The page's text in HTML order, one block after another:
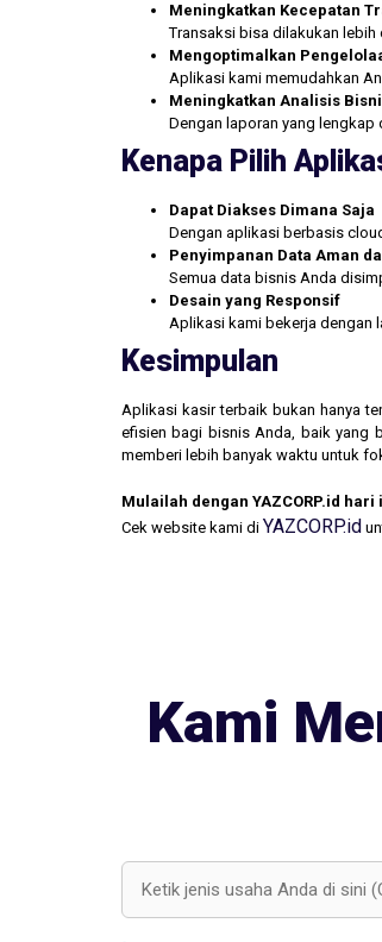
Meningkatkan Kecepatan
Transaksi bisa dilakukan
Mengoptimalkan
Aplikasi kami memudahkan
Meningkatkan Analisis
Dengan laporan yang
Kenapa Pilih
Dapat Diakses Dimana Saja
Dengan aplikasi berbasis
Penyimpanan Data Aman
Semua data bisnis Anda
Desain yang Responsif
Aplikasi kami bekerja dengan
Kesimpulan
Aplikasi kasir terbaik bukan hanya
efisien bagi bisnis Anda, baik yang
memberi lebih banyak waktu untuk
Mulailah dengan YAZCORP.id hari
Cek website kami di YAZCORP.id
Kami